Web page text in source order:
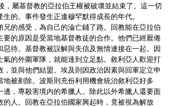
屬基督教的亞拉伯王權被破壞並結束了。這一切
的。事件發生正逢穆罕默得成長的年代。
兄的感受，為自己的淪亡鋪了路。回教能在亞拉伯
要的原因是受當地基督教徒的合作。他們已經厭倦
惡待。基督教被誤解與失信及無情連接在一起。因
氣的外圍軍隊，就能達到立足點。敘利亞人歡迎打
並與他們結盟。埃及則因政治因素與回軍定立申
地被剷除。波斯則充份利用機會統治敘利亞好多
邊，專殺害境內的希臘人。除此以外希臘人還要面
的人。回教在亞拉伯國家興起時，竟被視為解放